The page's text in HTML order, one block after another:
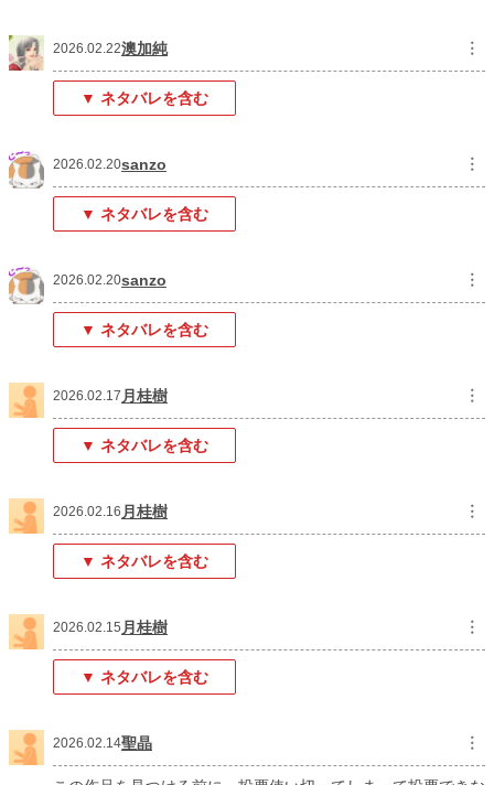
2026.02.22澳加純 ︙
▼ ネタバレを含む
2026.02.20sanzo ︙
▼ ネタバレを含む
2026.02.20sanzo ︙
▼ ネタバレを含む
2026.02.17 月桂樹 ︙
▼ ネタバレを含む
2026.02.16 月桂樹 ︙
▼ ネタバレを含む
2026.02.15 月桂樹 ︙
▼ ネタバレを含む
2026.02.14聖晶 ︙